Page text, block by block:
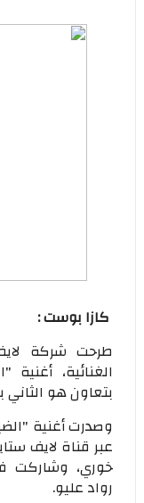
كازا بوست :
طرحت شركة
الغنائية، أغنية
بتعاون هو
وصدرت أغنية
عبر قناة لايف
خوري، وشاركت
رواد عليو.